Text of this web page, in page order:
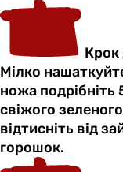
Крок
Мілко
ножа подрібніть
свіжого
відтисніть від
горошок.